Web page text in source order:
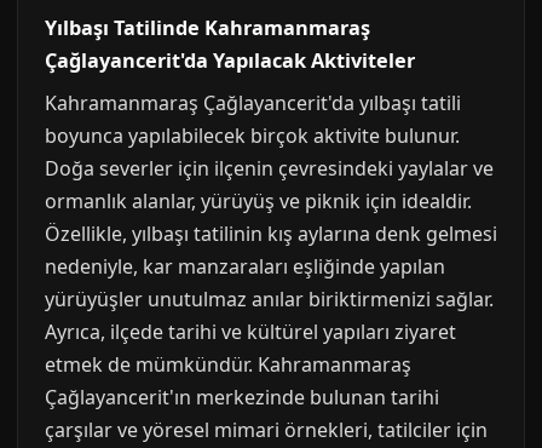
Yılbaşı Tatilinde Kahramanmaraş
Çağlayancerit'da Yapılacak Aktiviteler
Kahramanmaraş Çağlayancerit'da yılbaşı tatili
boyunca yapılabilecek birçok aktivite bulunur.
Doğa severler için ilçenin çevresindeki yaylalar ve
ormanlık alanlar, yürüyüş ve piknik için idealdir.
Özellikle, yılbaşı tatilinin kış aylarına denk gelmesi
nedeniyle, kar manzaraları eşliğinde yapılan
yürüyüşler unutulmaz anılar biriktirmenizi sağlar.
Ayrıca, ilçede tarihi ve kültürel yapıları ziyaret
etmek de mümkündür. Kahramanmaraş
Çağlayancerit'ın merkezinde bulunan tarihi
çarşılar ve yöresel mimari örnekleri, tatilciler için